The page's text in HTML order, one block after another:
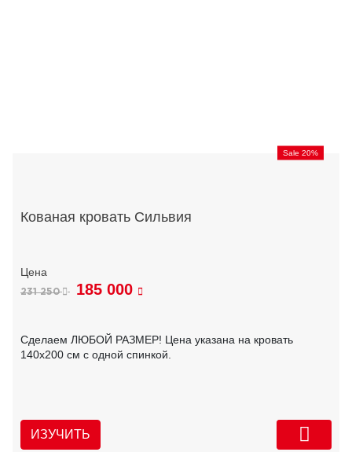
Sale 20%
Кованая кровать Сильвия
231 250 185 000
Сделаем ЛЮБОЙ РАЗМЕР! Цена указана на кровать
140х200 см с одной спинкой.
ИЗУЧИТЬ